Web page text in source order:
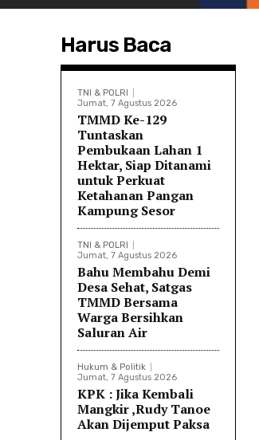
Harus Baca
TNI & POLRI
Jumat, 7 Agustus 2026
TMMD Ke-129
Tuntaskan
Pembukaan Lahan 1
Hektar, Siap Ditanami
untuk Perkuat
Ketahanan Pangan
Kampung Sesor
TNI & POLRI
Jumat, 7 Agustus 2026
Bahu Membahu Demi
Desa Sehat, Satgas
TMMD Bersama
Warga Bersihkan
Saluran Air
Hukum & Politik
Jumat, 7 Agustus 2026
KPK : Jika Kembali
Mangkir ,Rudy Tanoe
Akan Dijemput Paksa